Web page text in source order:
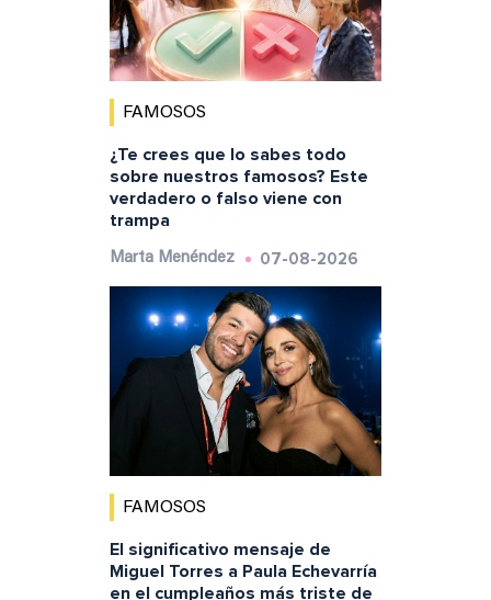
FAMOSOS
¿Te crees que lo sabes todo
sobre nuestros famosos? Este
verdadero o falso viene con
trampa
Marta Menéndez 07-08-2026
FAMOSOS
El significativo mensaje de
Miguel Torres a Paula Echevarría
en el cumpleaños más triste de